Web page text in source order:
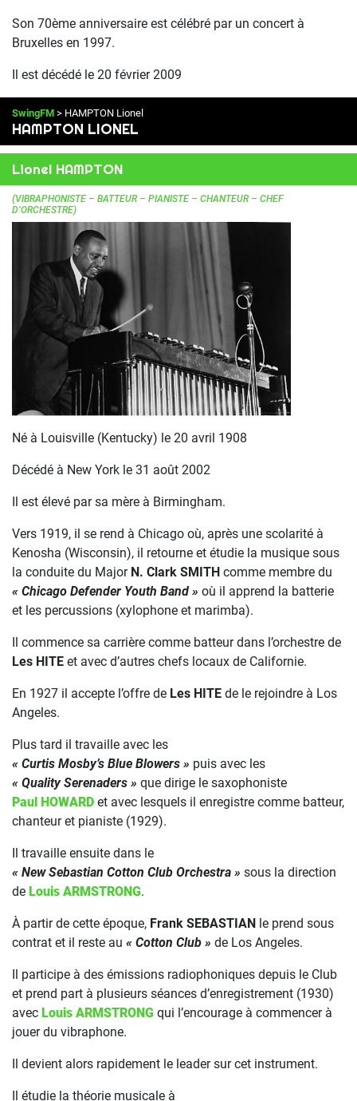
Son 70ème anniversaire est célébré par un concert à
Bruxelles en 1997.
Il est décédé le 20 février 2009
SwingFM > HAMPTON Lionel
HAMPTON LIONEL
Lionel HAMPTON
(VIBRAPHONISTE – BATTEUR – PIANISTE – CHANTEUR – CHEF
D’ORCHESTRE)
Né à Louisville (Kentucky) le 20 avril 1908
Décédé à New York le 31 août 2002
Il est élevé par sa mère à Birmingham.
Vers 1919, il se rend à Chicago où, après une scolarité à
Kenosha (Wisconsin), il retourne et étudie la musique sous
la conduite du Major N. Clark SMITH comme membre du
« Chicago Defender Youth Band » où il apprend la batterie
et les percussions (xylophone et marimba).
Il commence sa carrière comme batteur dans l’orchestre de
Les HITE et avec d’autres chefs locaux de Californie.
En 1927 il accepte l’offre de Les HITE de le rejoindre à Los
Angeles.
Plus tard il travaille avec les
« Curtis Mosby’s Blue Blowers » puis avec les
« Quality Serenaders » que dirige le saxophoniste
Paul HOWARD et avec lesquels il enregistre comme batteur,
chanteur et pianiste (1929).
Il travaille ensuite dans le
« New Sebastian Cotton Club Orchestra » sous la direction
de Louis ARMSTRONG.
À partir de cette époque, Frank SEBASTIAN le prend sous
contrat et il reste au « Cotton Club » de Los Angeles.
Il participe à des émissions radiophoniques depuis le Club
et prend part à plusieurs séances d’enregistrement (1930)
avec Louis ARMSTRONG qui l’encourage à commencer à
jouer du vibraphone.
Il devient alors rapidement le leader sur cet instrument.
Il étudie la théorie musicale à